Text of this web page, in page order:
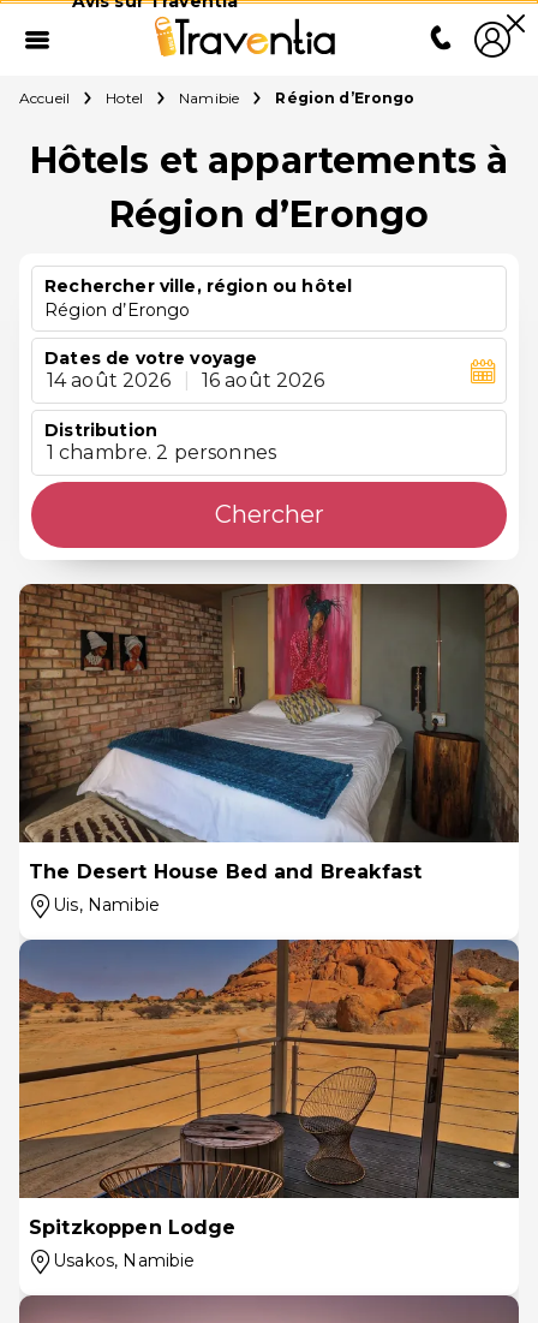
Accueil Hotel Namibie Région d’Erongo
Hôtels et appartements à
Région d’Erongo
Rechercher ville, région ou hôtel
Région d’Erongo
Dates de votre voyage
14 août 2026 16 août 2026
Distribution
1 chambre. 2 personnes
Chercher
The Desert House Bed and Breakfast
Uis, Namibie
Spitzkoppen Lodge
Usakos, Namibie